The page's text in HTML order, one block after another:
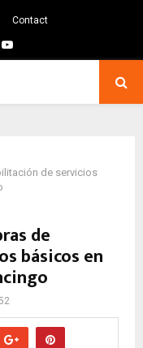
Contact
Youtube
de servicios
de
básicos en